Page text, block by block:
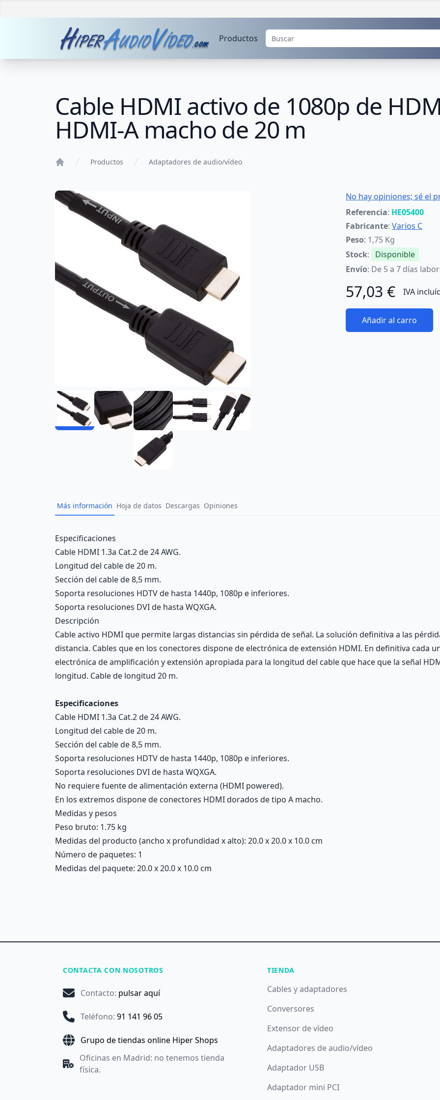
Productos
Cable HDMI activo de 1080p de
HDMI-A macho de 20 m
Productos Adaptadores de audio/vídeo
No hay opiniones; sé el
Referencia: HE05400
Fabricante: Varios C
Peso: 1,75 Kg
Stock:
Disponible
Envío: De 5 a 7 días
57,03 € IVA
Añadir al carro
Más información Hoja de datos Descargas Opiniones
Description
Especificaciones
Cable HDMI 1.3a Cat.2 de 24 AWG.
Longitud del cable de 20 m.
Sección del cable de 8,5 mm.
Soporta resoluciones HDTV de hasta 1440p, 1080p e inferiores.
Soporta resoluciones DVI de hasta WQXGA.
Descripción
Cable activo HDMI que permite largas distancias sin pérdida de señal. La solución definitiva a las
distancia. Cables que en los conectores dispone de electrónica de extensión HDMI. En definitiva cada
electrónica de amplificación y extensión apropiada para la longitud del cable que hace que la señal
longitud. Cable de longitud 20 m.
Especificaciones
Cable HDMI 1.3a Cat.2 de 24 AWG.
Longitud del cable de 20 m.
Sección del cable de 8,5 mm.
Soporta resoluciones HDTV de hasta 1440p, 1080p e inferiores.
Soporta resoluciones DVI de hasta WQXGA.
No requiere fuente de alimentación externa (HDMI powered).
En los extremos dispone de conectores HDMI dorados de tipo A macho.
Medidas y pesos
Peso bruto: 1.75 kg
Medidas del producto (ancho x profundidad x alto): 20.0 x 20.0 x 10.0 cm
Número de paquetes: 1
Medidas del paquete: 20.0 x 20.0 x 10.0 cm
CONTACTA CON NOSOTROS
Contacto: pulsar aquí
Teléfono: 91 141 96 05
Grupo de tiendas online Hiper Shops
Oficinas en Madrid: no tenemos tienda
física.
TIENDA
Cables y adaptadores
Conversores
Extensor de vídeo
Adaptadores de audio/vídeo
Adaptador USB
Adaptador mini PCI